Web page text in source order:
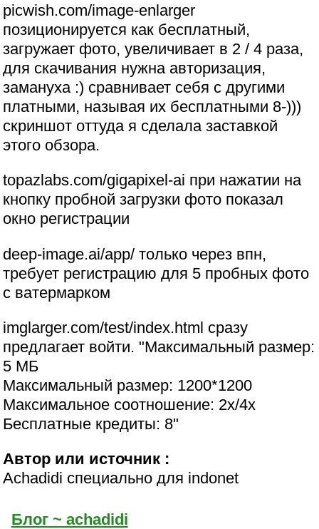
picwish.com/image-enlarger
позиционируется как бесплатный,
загружает фото, увеличивает в 2 / 4 раза,
для скачивания нужна авторизация,
замануха :) сравнивает себя с другими
платными, называя их бесплатными 8-)))
скриншот оттуда я сделала заставкой
этого обзора.
topazlabs.com/gigapixel-ai при нажатии на
кнопку пробной загрузки фото показал
окно регистрации
deep-image.ai/app/ только через впн,
требует регистрацию для 5 пробных фото
с ватермарком
imglarger.com/test/index.html сразу
предлагает войти. "Максимальный размер:
5 МБ
Максимальный размер: 1200*1200
Максимальное соотношение: 2x/4x
Бесплатные кредиты: 8"
Автор или источник :
Achadidi специально для indonet
Блог ~ achadidi